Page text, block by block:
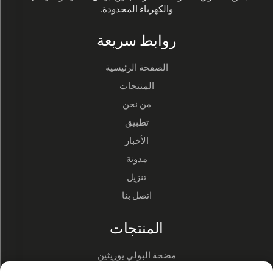
والكهرباء المحدودة.
روابط سريعة
الصفحة الرئيسية
المنتجات
من نحن
تطبيق
الأخبار
مدونة
تنزيل
اتصل بنا
المنتجات
مضخة البولي يوريثين